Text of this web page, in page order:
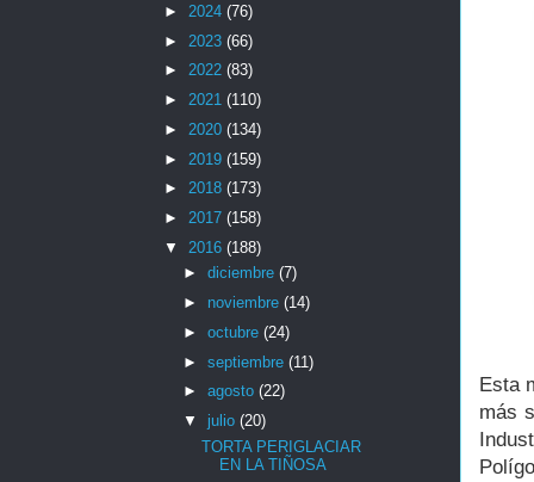
Esta
más
► 2024 (76)
► 2023 (66)
► 2022 (83)
► 2021 (110)
► 2020 (134)
► 2019 (159)
► 2018 (173)
► 2017 (158)
▼ 2016 (188)
► diciembre (7)
► noviembre (14)
► octubre (24)
► septiembre (11)
► agosto (22)
▼ julio (20)
TORTA PERIGLACIAR
EN LA TIÑOSA